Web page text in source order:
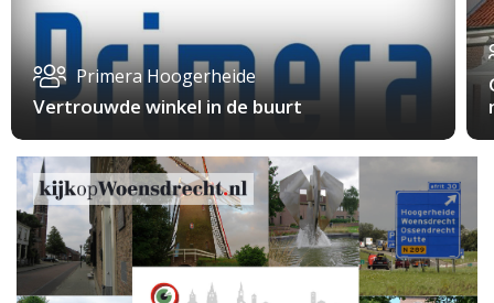
Primera Hoogerheide
Vertrouwde winkel in de buurt